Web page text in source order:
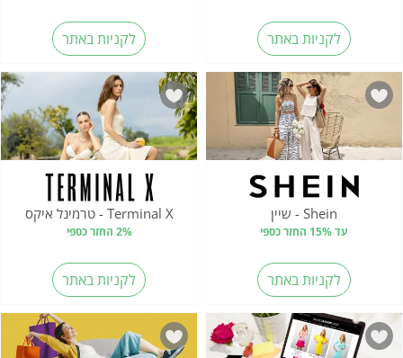
לקניות באתר לקניות באתר
Shein - שיין
עד 15% החזר כספי
לקניות באתר
Terminal X - טרמינל איקס
2% החזר כספי
לקניות באתר